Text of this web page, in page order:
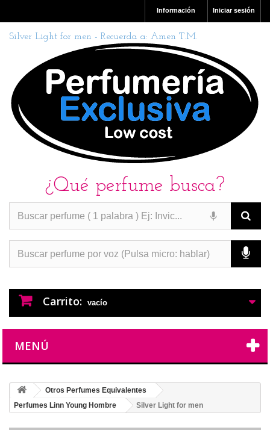
Iniciar sesión
Información
Silver Light for men - Recuerda a: Amen T.M.
¿Qué perfume busca?
Carrito: vacío
MENÚ
Otros Perfumes Equivalentes
Perfumes Linn Young Hombre
Silver Light for men